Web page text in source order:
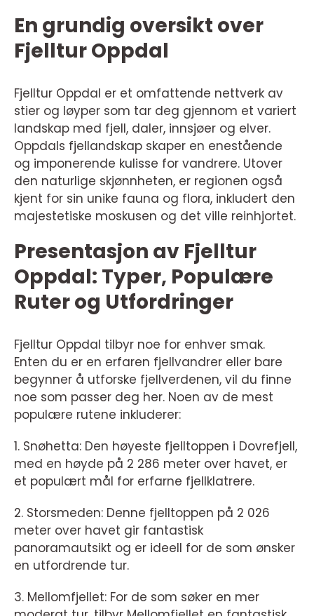
En grundig oversikt over
Fjelltur Oppdal
Fjelltur Oppdal er et omfattende nettverk av
stier og løyper som tar deg gjennom et variert
landskap med fjell, daler, innsjøer og elver.
Oppdals fjellandskap skaper en enestående
og imponerende kulisse for vandrere. Utover
den naturlige skjønnheten, er regionen også
kjent for sin unike fauna og flora, inkludert den
majestetiske moskusen og det ville reinhjortet.
Presentasjon av Fjelltur
Oppdal: Typer, Populære
Ruter og Utfordringer
Fjelltur Oppdal tilbyr noe for enhver smak.
Enten du er en erfaren fjellvandrer eller bare
begynner å utforske fjellverdenen, vil du finne
noe som passer deg her. Noen av de mest
populære rutene inkluderer:
1. Snøhetta: Den høyeste fjelltoppen i Dovrefjell,
med en høyde på 2 286 meter over havet, er
et populært mål for erfarne fjellklatrere.
2. Storsmeden: Denne fjelltoppen på 2 026
meter over havet gir fantastisk
panoramautsikt og er ideell for de som ønsker
en utfordrende tur.
3. Mellomfjellet: For de som søker en mer